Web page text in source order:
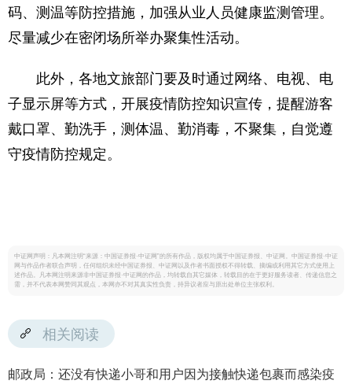
码、测温等防控措施，加强从业人员健康监测管理。
尽量减少在密闭场所举办聚集性活动。
此外，各地文旅部门要及时通过网络、电视、电
子显示屏等方式，开展疫情防控知识宣传，提醒游客
戴口罩、勤洗手，测体温、勤消毒，不聚集，自觉遵
守疫情防控规定。
中证网声明：凡本网注明“来源：中国证券报·中证网”的所有作品，版权均属于中国证券报、中证网。中国证券报·中证
网与作品作者联合声明，任何组织未经中国证券报、中证网以及作者书面授权不得转载、摘编或利用其它方式使用上
述作品。凡本网注明来源非中国证券报·中证网的作品，均转载自其它媒体，转载目的在于更好服务读者、传递信息之
需，并不代表本网赞同其观点，本网亦不对其真实性负责，持异议者应与原出处单位主张权利。
相关阅读
邮政局：还没有快递小哥和用户因为接触快递包裹而感染疫